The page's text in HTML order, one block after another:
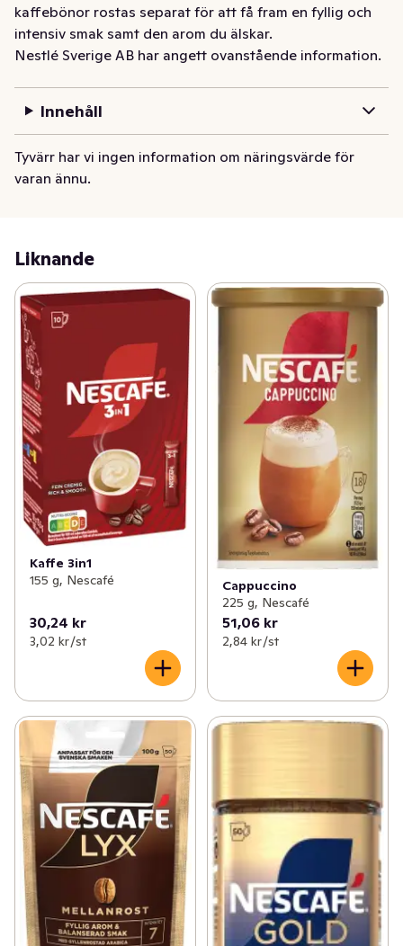
kaffebönor rostas separat för att få fram en fyllig och
intensiv smak samt den arom du älskar.
Nestlé Sverige AB har angett ovanstående information.
Innehåll
Tyvärr har vi ingen information om näringsvärde för
varan ännu.
Liknande
Kaffe 3in1
155 g, Nescafé
30,24 kr
3,02 kr /st
Cappuccino
225 g, Nescafé
51,06 kr
2,84 kr /st